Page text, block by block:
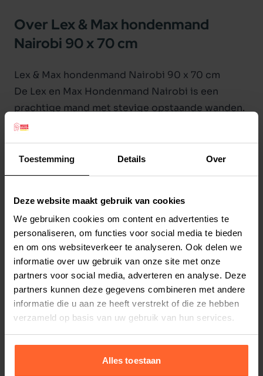
Toestemming Details Over
Deze website maakt gebruik van cookies
We gebruiken cookies om content en advertenties te
personaliseren, om functies voor social media te bieden
en om ons websiteverkeer te analyseren. Ook delen we
informatie over uw gebruik van onze site met onze
partners voor social media, adverteren en analyse. Deze
partners kunnen deze gegevens combineren met andere
informatie die u aan ze heeft verstrekt of die ze hebben
verzameld op basis van uw gebruik van hun services.
Alles toestaan
Over Lex & Max hondenmand
Nairobi 90 x 70 cm
Lex & Max hondenmand Nairobi 90 x 70 cm
De Lex en Max Hondenmand Nairobi is een
prachtige mand met stevige opstaande wanden.
De wanden zijn dusdanig gevuld dat de hond er
heerlijk tegenaan kan liggen of zijn kop er op kan
laten rusten zonder dat het inzakt. Door gebruik
te maken van een panterprint op fluweelzachte
in ieder huis.
De mand kan rechtstreeks op de grond worden
geplaatst en zal daar fungeren als lekkere
loungeplek voor uw royal pet.
 Materiaal: De volledig afritsbare buitenhoes
van de mand is gemaakt van 100% Polyester. De
open geritste hoes is voorzien van 5
compartimenten. Ieder compartiment heeft een
eigen vulling.
 Afmeting: de totale afmeting is ± 90 x 70 x 20
Stel uw bestelherinnering in:(2 weken)
2 weken
4 weken
6 weken
Elke
8 weken
Elke
10 weken
Elke
12 weken